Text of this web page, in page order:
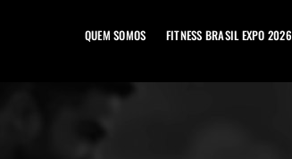
QUEM SOMOS FITNESS BRASIL EXPO 2026